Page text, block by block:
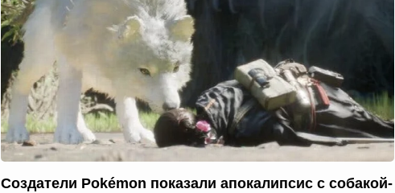
Создатели Pokémon показали апокалипсис с собакой-